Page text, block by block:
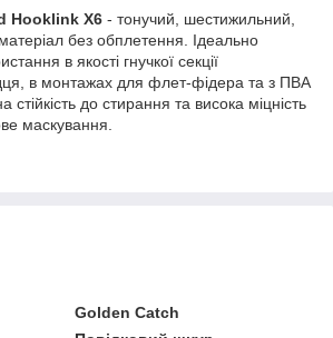
Hooklink X6 - тонучий, шестижильний,
без обплетення. Ідеально
в якості гнучкої секції
в монтажах для флет-фідера та з ПВА
до стирання та висока міцність
маскування.
Golden Catch